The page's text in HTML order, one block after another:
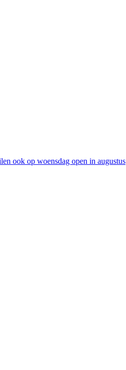
ook op woensdag open in augustus